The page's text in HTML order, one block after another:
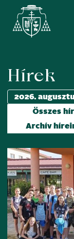
Skip
content
Hírek
Összes hír
Archív